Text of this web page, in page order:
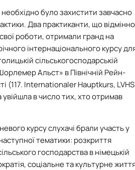
було захистити завчасно
Два практиканти, що відмінно
роботи, отримали гранд на
інтернаціонального курсу
сільськогосподарській
Альст» в Північній Рейн-
(117. InternationalerHauptkurs, LVHS
в число тих, хто отримав
курсу слухачі брали участь у
тематики: розкриття
господарства в німецькій
соціальне та культурне